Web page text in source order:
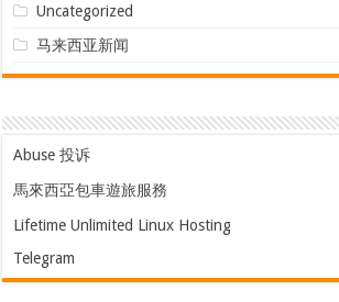
Uncategorized
马来西亚新闻
Abuse 投诉
馬來西亞包車遊旅服務
Lifetime Unlimited Linux Hosting
Telegram